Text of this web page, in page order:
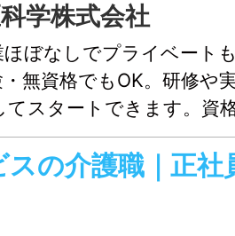
学株式会社
ほぼなしでプライベート
無資格でもOK。研修や
てスタートできます。資
らスキルアップを目指せ
の介護職｜正社